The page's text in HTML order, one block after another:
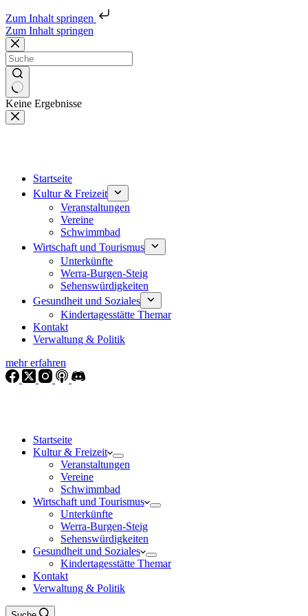
Zum Inhalt springen
Zum Inhalt springen
Keine Ergebnisse
Startseite
Kultur & Freizeit
Veranstaltungen
Vereine
Schwimmbad
Wirtschaft und Tourismus
Unterkünfte
Werra-Burgen-Steig
Sehenswürdigkeiten
Gesundheit und Soziales
Kindertagesstätte Themar
Kontakt
Verwaltung & Politik
mehr erfahren
Startseite
Kultur & Freizeit
Veranstaltungen
Vereine
Schwimmbad
Wirtschaft und Tourismus
Unterkünfte
Werra-Burgen-Steig
Sehenswürdigkeiten
Gesundheit und Soziales
Kindertagesstätte Themar
Kontakt
Verwaltung & Politik